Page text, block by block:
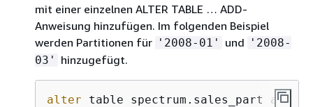
mit einer einzelnen ALTER TABLE … ADD-
Anweisung hinzufügen. Im folgenden Beispiel
werden Partitionen für '2008-01' und
'2008-
03'
hinzugefügt.
alter